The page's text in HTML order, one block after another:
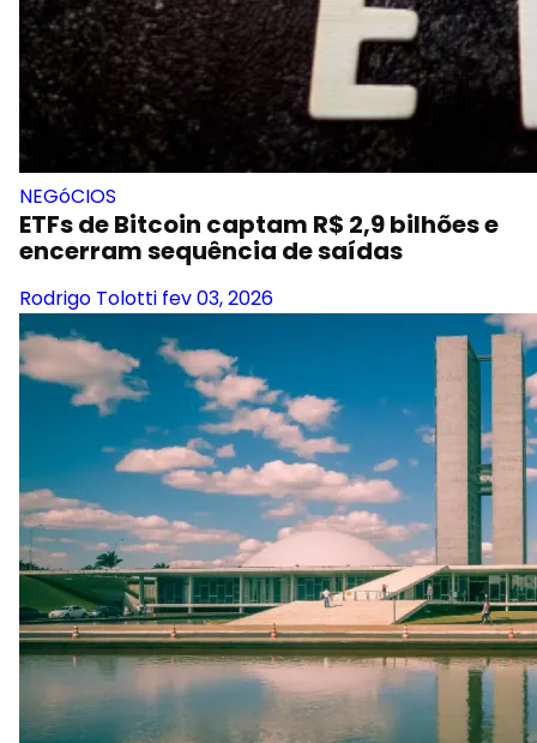
NEGóCIOS
ETFs de Bitcoin captam R$ 2,9 bilhões e
encerram sequência de saídas
Rodrigo Tolotti fev 03, 2026